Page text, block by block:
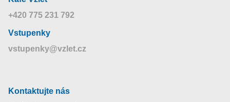
+420 775 231 792
Vstupenky
vstupenky@vzlet.cz
Kontaktujte nás